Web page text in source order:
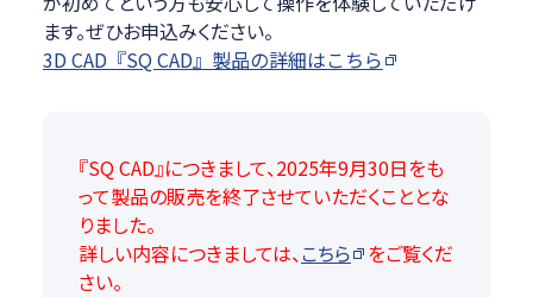
ます。ぜひお申込みください。
3D CAD『SQ CAD』製品の詳細はこちら
『SQ CAD』につきまして、2025年9月30日をも
って製品の販売を終了させていただくこととな
りました。
詳しい内容につきましては、 こちら をご覧くだ
さい。